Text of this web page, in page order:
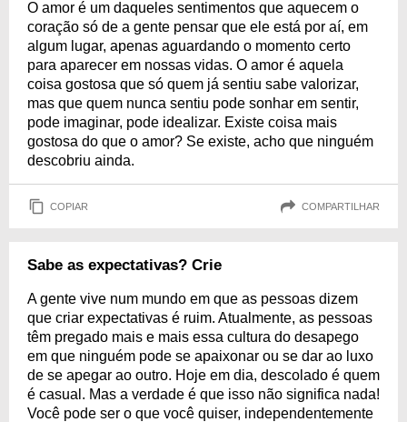
O amor é um daqueles sentimentos que aquecem o
coração só de a gente pensar que ele está por aí, em
algum lugar, apenas aguardando o momento certo
para aparecer em nossas vidas. O amor é aquela
coisa gostosa que só quem já sentiu sabe valorizar,
mas que quem nunca sentiu pode sonhar em sentir,
pode imaginar, pode idealizar. Existe coisa mais
gostosa do que o amor? Se existe, acho que ninguém
descobriu ainda.
COPIAR COMPARTILHAR
Sabe as expectativas? Crie
A gente vive num mundo em que as pessoas dizem
que criar expectativas é ruim. Atualmente, as pessoas
têm pregado mais e mais essa cultura do desapego
em que ninguém pode se apaixonar ou se dar ao luxo
de se apegar ao outro. Hoje em dia, descolado é quem
é casual. Mas a verdade é que isso não significa nada!
Você pode ser o que você quiser, independentemente